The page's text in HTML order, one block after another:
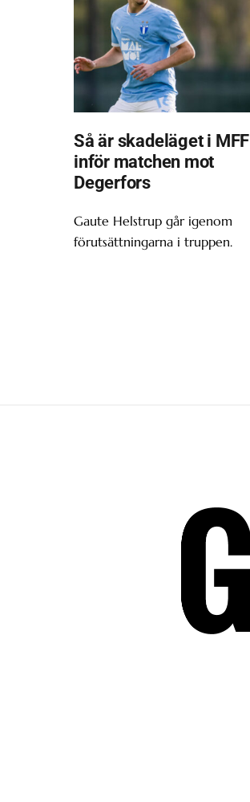
Så är skadeläget i MFF
inför matchen mot
Degerfors
Gaute Helstrup går igenom
förutsättningarna i truppen.